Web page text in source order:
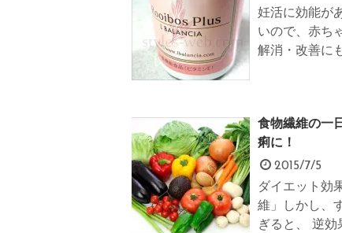
妊活に効能が
いので、赤ち
解消・改善に
食物繊維の一
痢に！
2015/7/5
ダイエット効
維」しかし、
ぎると、 逆効